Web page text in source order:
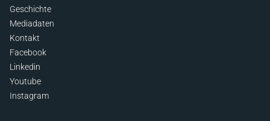
Geschichte
Mediadaten
Kontakt
Facebook
Linkedin
Youtube
Instagram